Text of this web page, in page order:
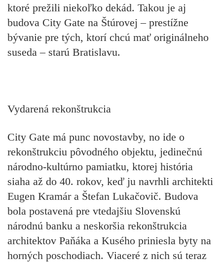
ktoré prežili niekoľko dekád. Takou je aj
budova City Gate na Štúrovej – prestížne
bývanie pre tých, ktorí chcú mať originálneho
suseda – starú Bratislavu.
Vydarená rekonštrukcia
City Gate má punc novostavby, no ide o
rekonštrukciu pôvodného objektu, jedinečnú
národno-kultúrno pamiatku, ktorej história
siaha až do 40. rokov, keď ju navrhli architekti
Eugen Kramár a Štefan Lukačovič. Budova
bola postavená pre vtedajšiu Slovenskú
národnú banku a neskoršia rekonštrukcia
architektov Paňáka a Kusého priniesla byty na
horných poschodiach. Viaceré z nich sú teraz